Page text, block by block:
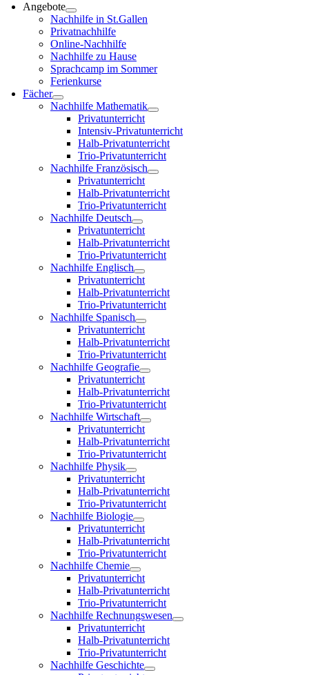
Angebote
Nachhilfe in St.Gallen
Privatnachhilfe
Online-Nachhilfe
Nachhilfe zu Hause
Sprachcamp im Sommer
Ferienkurse
Fächer
Nachhilfe Mathematik
Privatunterricht
Intensiv-Privatunterricht
Halb-Privatunterricht
Trio-Privatunterricht
Nachhilfe Französisch
Privatunterricht
Halb-Privatunterricht
Trio-Privatunterricht
Nachhilfe Deutsch
Privatunterricht
Halb-Privatunterricht
Trio-Privatunterricht
Nachhilfe Englisch
Privatunterricht
Halb-Privatunterricht
Trio-Privatunterricht
Nachhilfe Spanisch
Privatunterricht
Halb-Privatunterricht
Trio-Privatunterricht
Nachhilfe Geografie
Privatunterricht
Halb-Privatunterricht
Trio-Privatunterricht
Nachhilfe Wirtschaft
Privatunterricht
Halb-Privatunterricht
Trio-Privatunterricht
Nachhilfe Physik
Privatunterricht
Halb-Privatunterricht
Trio-Privatunterricht
Nachhilfe Biologie
Privatunterricht
Halb-Privatunterricht
Trio-Privatunterricht
Nachhilfe Chemie
Privatunterricht
Halb-Privatunterricht
Trio-Privatunterricht
Nachhilfe Rechnungswesen
Privatunterricht
Halb-Privatunterricht
Trio-Privatunterricht
Nachhilfe Geschichte